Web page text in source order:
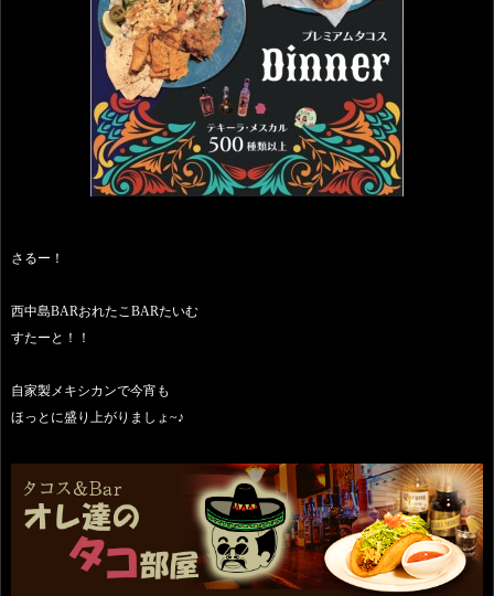
さるー！
西中島BARおれたこBARたいむ
すたーと！！
自家製メキシカンで今宵も
ほっとに盛り上がりましょ~♪